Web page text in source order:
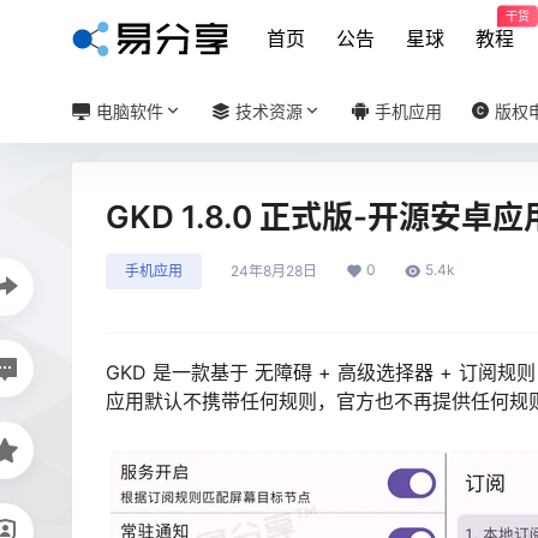
首页 公告 星球 教程
干货
电脑软件 技术资源 手机应用 版权
GKD 1.8.0 正式版-开源安卓应
手机应用 24年8月28日 0 5.4k
GKD 是一款基于 无障碍 + 高级选择器 + 订阅规
应用默认不携带任何规则，官方也不再提供任何